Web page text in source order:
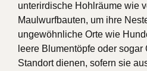
unterirdische Hohlräume wie
Maulwurfbauten, um ihre
ungewöhnliche Orte wie
leere Blumentöpfe oder
Standort dienen, sofern sie